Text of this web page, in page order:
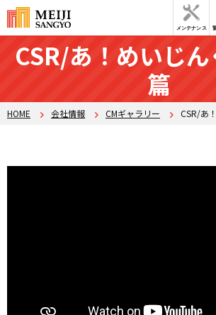
メンテナンス
CSR/あ！めいじ
篇
HOME 会社情報 CMギャラリー CSR/あ